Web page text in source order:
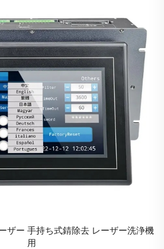
ー 手持ち式錆除去 レーザー洗浄機
用